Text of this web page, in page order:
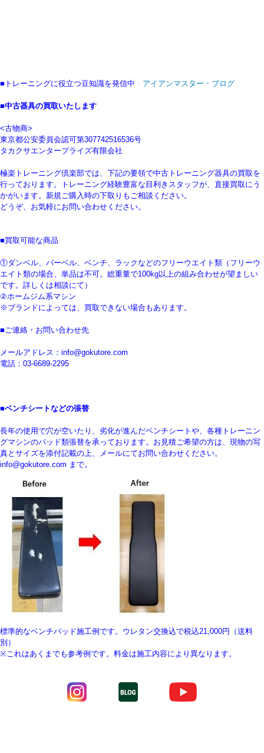
■トレーニングに役立つ豆知識を発信中 アイアンマスター・ブログ
■中古器具の買取いたします
<古物商>
東京都公安委員会認可第307742516536号
タカクサエンタープライズ有限会社
極楽トレーニング倶楽部では、下記の要領で中古トレーニング器具の買取を
行っております。トレーニング経験豊富な目利きスタッフが、直接買取にう
かがいます。新規ご購入時の下取りもご相談ください。
どうぞ、お気軽にお問い合わせください。
■買取可能な商品
①ダンベル、バーベル、ベンチ、ラックなどのフリーウエイト類（フリーウ
エイト類の場合、単品は不可。総重量で100kg以上の組み合わせが望ましい
です。詳しくは相談にて）
②ホームジム系マシン
※ブランドによっては、買取できない場合もあります。
■ご連絡・お問い合わせ先
メールアドレス：info@gokutore.com
電話：03-6689-2295
■ベンチシートなどの張替
長年の使用で穴が空いたり、劣化が進んだベンチシートや、各種トレーニン
グマシンのパッド類張替を承っております。お見積ご希望の方は、現物の写
真とサイズを添付記載の上、メールにてお問い合わせください。
info@gokutore.com まで。
標準的なベンチパッド施工例です。ウレタン交換込で税込21,000円（送料
別）
※これはあくまでも参考例です。料金は施工内容により異なります。